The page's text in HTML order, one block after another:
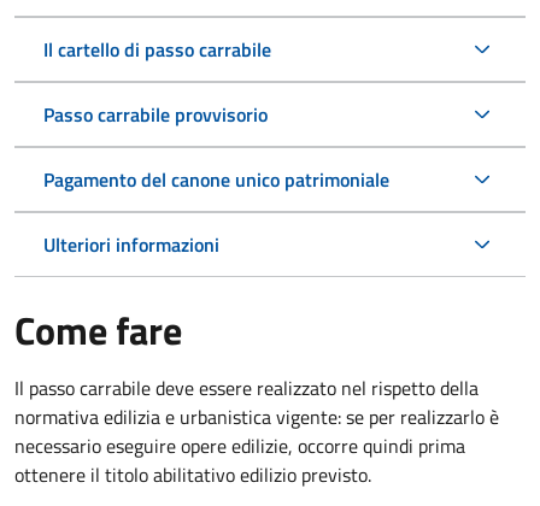
Il cartello di passo carrabile
Passo carrabile provvisorio
Pagamento del canone unico patrimoniale
Ulteriori informazioni
Come fare
Il passo carrabile deve essere realizzato nel rispetto della
normativa edilizia e urbanistica vigente: se per realizzarlo è
necessario eseguire opere edilizie, occorre quindi prima
ottenere il titolo abilitativo edilizio previsto.